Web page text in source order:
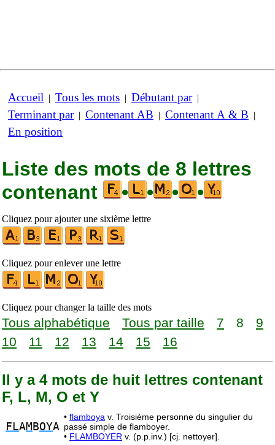
Accueil | Tous les mots | Débutant par|
Terminant par| Contenant AB | Contenant A & B |
En position
Liste des mots de 8 lettres
contenant
• • • •
Cliquez pour ajouter une sixième lettre
Cliquez pour enlever une lettre
Cliquez pour changer la taille des mots
Tous alphabétique Tous par taille 7 8
9
10
11 12 13 14 15 16
Il y a 4 mots de huit lettres contenant
F, L, M, O et Y
FLAM BOYA
• flamboya v. Troisième personne du singulier du
passé simple de flamboyer.
• FLAMBOYER v. (p.p.inv.) [cj. nettoyer].